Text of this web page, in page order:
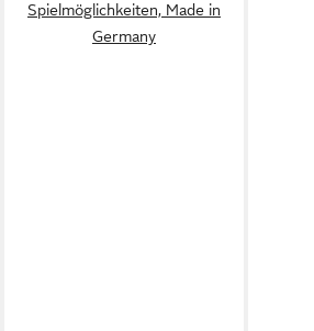
Spielmöglichkeiten, Made in
Germany